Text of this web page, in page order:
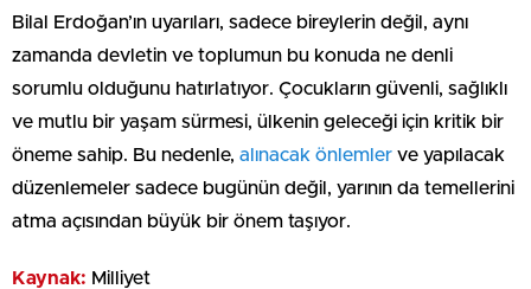
Bilal Erdoğan’ın uyarıları, sadece bireylerin değil, aynı
zamanda devletin ve toplumun bu konuda ne denli
sorumlu olduğunu hatırlatıyor. Çocukların güvenli, sağlıklı
ve mutlu bir yaşam sürmesi, ülkenin geleceği için kritik bir
öneme sahip. Bu nedenle, alınacak önlemler ve yapılacak
düzenlemeler sadece bugünün değil, yarının da temellerini
atma açısından büyük bir önem taşıyor.
Kaynak: Milliyet